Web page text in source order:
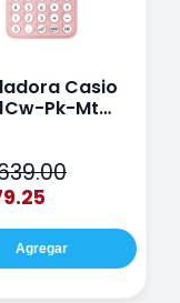
Casio
Pk-Mt
Agregar